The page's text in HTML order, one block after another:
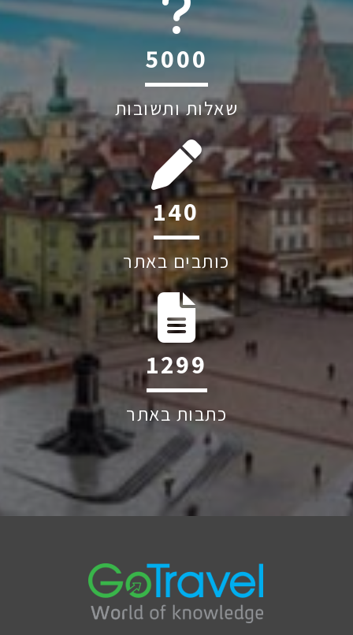
6045
שאלות ותשובות
200
כותבים באתר
1863
כתבות באתר